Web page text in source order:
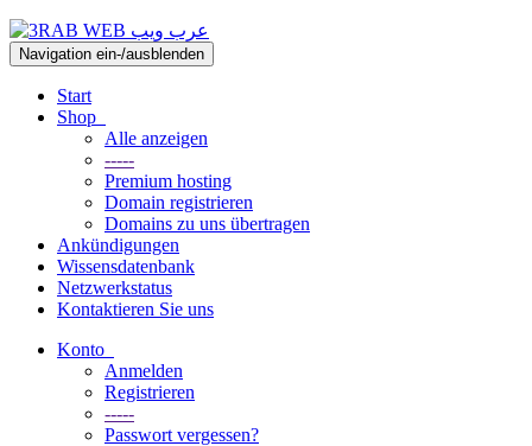
Navigation ein-/ausblenden
Start
Shop
Alle anzeigen
-----
Premium hosting
Domain registrieren
Domains zu uns übertragen
Ankündigungen
Wissensdatenbank
Netzwerkstatus
Kontaktieren Sie uns
Konto
Anmelden
Registrieren
-----
Passwort vergessen?